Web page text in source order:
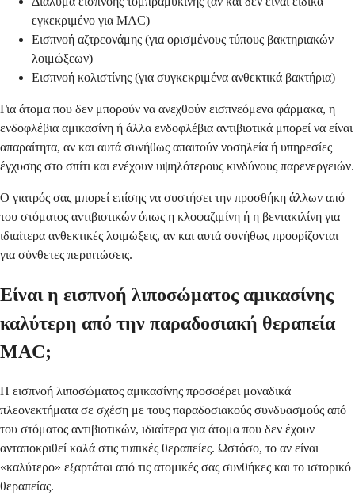
εγκεκριμένο για MAC)
Εισπνοή αζτρεονάμης (για ορισμένους τύπους βακτηριακών
λοιμώξεων)
Εισπνοή κολιστίνης (για συγκεκριμένα ανθεκτικά βακτήρια)
Για άτομα που δεν μπορούν να ανεχθούν εισπνεόμενα φάρμακα, η
ενδοφλέβια αμικασίνη ή άλλα ενδοφλέβια αντιβιοτικά μπορεί να είναι
απαραίτητα, αν και αυτά συνήθως απαιτούν νοσηλεία ή υπηρεσίες
έγχυσης στο σπίτι και ενέχουν υψηλότερους κινδύνους παρενεργειών.
Ο γιατρός σας μπορεί επίσης να συστήσει την προσθήκη άλλων από
του στόματος αντιβιοτικών όπως η κλοφαζιμίνη ή η βεντακιλίνη για
ιδιαίτερα ανθεκτικές λοιμώξεις, αν και αυτά συνήθως προορίζονται
για σύνθετες περιπτώσεις.
Είναι η εισπνοή λιποσώματος αμικασίνης
καλύτερη από την παραδοσιακή θεραπεία
MAC;
Η εισπνοή λιποσώματος αμικασίνης προσφέρει μοναδικά
πλεονεκτήματα σε σχέση με τους παραδοσιακούς συνδυασμούς από
του στόματος αντιβιοτικών, ιδιαίτερα για άτομα που δεν έχουν
ανταποκριθεί καλά στις τυπικές θεραπείες. Ωστόσο, το αν είναι
«καλύτερο» εξαρτάται από τις ατομικές σας συνθήκες και το ιστορικό
θεραπείας.